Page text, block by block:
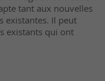
tant aux nouvelles
existantes. Il peut
existants qui ont